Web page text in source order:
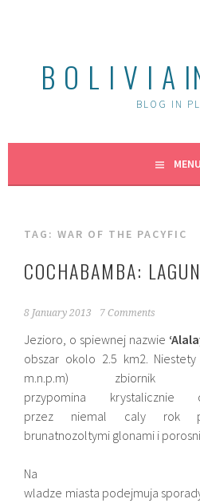
B O L I V I A
BLOG IN
MENU
TAG:WAR OF THE PACYFIC
COCHABAMBA:
8 January 2013 7 Comments
Jezioro, o spiewnej nazwie
obszar okolo 2.5 km2.
m.n.p.m) zbiornik
przypomina
przez niemal caly rok
brunatnozoltymi glonami i
Na
wladze miasta podejmuja